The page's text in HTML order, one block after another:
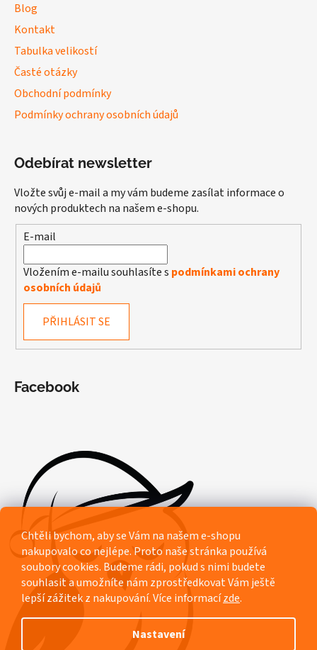
Chtěli bychom, aby se Vám na našem e-shopu
nakupovalo co nejlépe. Proto naše stránka používá
soubory cookies. Budeme rádi, pokud s nimi budete
souhlasit a umožníte nám zprostředkovat Vám ještě
lepší zážitek z nakupování.Více informacízde.
Nastavení
Blog
Kontakt
Tabulka velikostí
Časté otázky
Obchodní podmínky
Podmínky ochrany osobních údajů
Odebírat newsletter
Vložte svůj e-mail a my vám budeme zasílat informace o
nových produktech na našem e-shopu.
E-mail
Vložením e-mailu souhlasíte s podmínkami ochrany
osobních údajů
PŘIHLÁSIT SE
Facebook